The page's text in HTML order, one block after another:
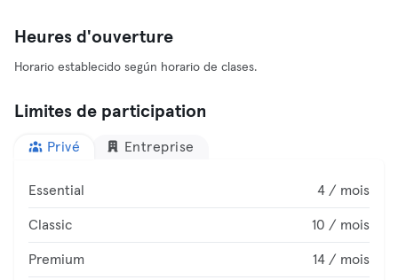
Heures d'ouverture
Horario establecido según horario de clases.
Limites de participation
Privé Entreprise
Essential 4 / mois
Classic 10 / mois
Premium 14 / mois